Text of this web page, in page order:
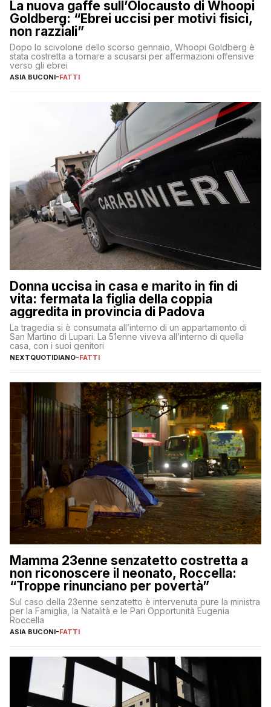
La nuova gaffe sull’Olocausto di Whoopi
Goldberg: “Ebrei uccisi per motivi fisici,
non razziali”
Dopo lo scivolone dello scorso gennaio, Whoopi Goldberg è
stata costretta a tornare a scusarsi per affermazioni offensive
verso gli ebrei
ASIA BUCONI-FATTI
Donna uccisa in casa e marito in fin di
vita: fermata la figlia della coppia
aggredita in provincia di Padova
La tragedia si è consumata all’interno di un appartamento di
San Martino di Lupari. La 51enne viveva all’interno di quella
casa, con i suoi genitori
NEXTQUOTIDIANO-FATTI
Mamma 23enne senzatetto costretta a
non riconoscere il neonato, Roccella:
“Troppe rinunciano per povertà”
Sul caso della 23enne senzatetto è intervenuta pure la ministra
per la Famiglia, la Natalità e le Pari Opportunità Eugenia
Roccella
ASIA BUCONI-FATTI